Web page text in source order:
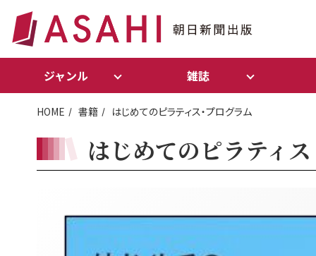
ジャンル 雑誌
HOME 書籍 はじめてのピラティス・プログラム
はじめてのピラティ